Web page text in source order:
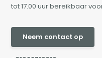
tot 17.00 uur bereikbaar
Neem contact op